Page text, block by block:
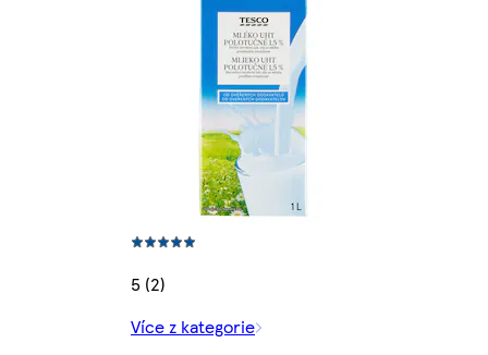
5 (2)
Více z kategorie